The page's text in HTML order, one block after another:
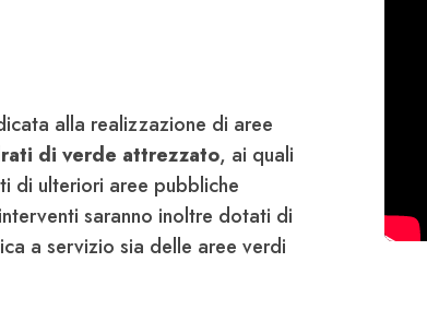
alla realizzazione di aree
di verde attrezzato, ai quali
di ulteriori aree pubbliche
saranno inoltre dotati di
a servizio sia delle aree verdi